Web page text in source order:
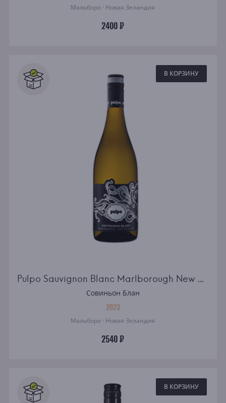
Мальборо · Новая Зеландия
2400 ₽
В КОРЗИНУ
Pulpo Sauvignon Blanc Marlborough New Zealand white dry
Совиньон Блан
2023
Мальборо · Новая Зеландия
2540 ₽
В КОРЗИНУ